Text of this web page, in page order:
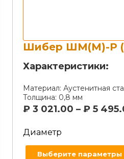
Шибер ШМ(М)-Р
Характеристики:
Материал: Аустенитная
Толщина: 0,8 мм
₽ 3 021.00 – ₽ 5
Диаметр
Выберите параметры